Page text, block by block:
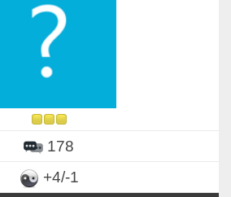
178
+4/-1